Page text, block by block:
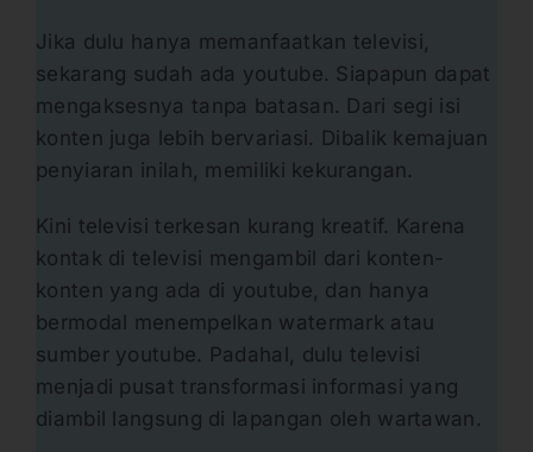
Jika dulu hanya memanfaatkan televisi,
sekarang sudah ada youtube. Siapapun dapat
mengaksesnya tanpa batasan. Dari segi isi
konten juga lebih bervariasi. Dibalik kemajuan
penyiaran inilah, memiliki kekurangan.
Kini televisi terkesan kurang kreatif. Karena
kontak di televisi mengambil dari konten-
konten yang ada di youtube, dan hanya
bermodal menempelkan watermark atau
sumber youtube. Padahal, dulu televisi
menjadi pusat transformasi informasi yang
diambil langsung di lapangan oleh wartawan.